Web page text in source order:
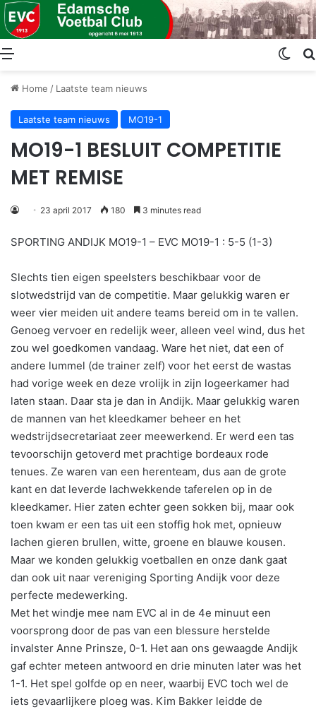
Menu
Home / Laatste team nieuws
Laatste team nieuws MO19-1
MO19-1 BESLUIT COMPETITIE
MET REMISE
23 april 2017 180 3 minutes read
SPORTING ANDIJK MO19-1 – EVC MO19-1 : 5-5 (1-3)
Slechts tien eigen speelsters beschikbaar voor de
slotwedstrijd van de competitie. Maar gelukkig waren er
weer vier meiden uit andere teams bereid om in te vallen.
Genoeg vervoer en redelijk weer, alleen veel wind, dus het
zou wel goedkomen vandaag. Ware het niet, dat een of
andere lummel (de trainer zelf) voor het eerst de wastas
had vorige week en deze vrolijk in zijn logeerkamer had
laten staan. Daar sta je dan in Andijk. Maar gelukkig waren
de mannen van het kleedkamer beheer en het
wedstrijdsecretariaat zeer meewerkend. Er werd een tas
tevoorschijn getoverd met prachtige bordeaux rode
tenues. Ze waren van een herenteam, dus aan de grote
kant en dat leverde lachwekkende taferelen op in de
kleedkamer. Hier zaten echter geen sokken bij, maar ook
toen kwam er een tas uit een stoffig hok met, opnieuw
lachen gieren brullen, witte, groene en blauwe kousen.
Maar we konden gelukkig voetballen en onze dank gaat
dan ook uit naar vereniging Sporting Andijk voor deze
perfecte medewerking.
Met het windje mee nam EVC al in de 4e minuut een
voorsprong door de pas van een blessure herstelde
invalster Anne Prinsze, 0-1. Het aan ons gewaagde Andijk
gaf echter meteen antwoord en drie minuten later was het
1-1. Het spel golfde op en neer, waarbij EVC toch wel de
iets gevaarlijkere ploeg was. Kim Bakker leidde de